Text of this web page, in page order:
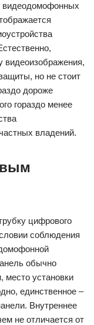
видеодомофонных
видеоизображения,
но не стоит
дороже
гораздо менее
владений.
цифрового
соблюдения
обычно
место установки
единственное –
Внутреннее
не отличается от